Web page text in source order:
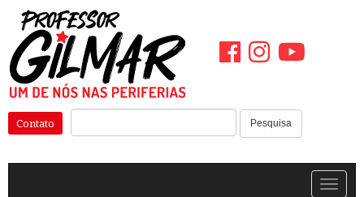
Pular
para
o
conteúdo
Pesquisa
Contato